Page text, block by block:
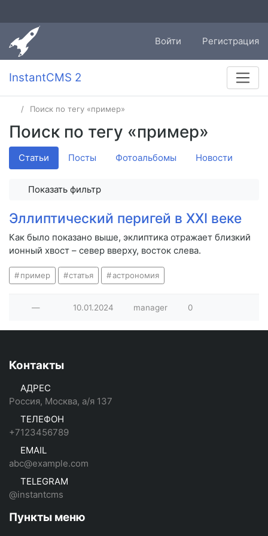
Войти Регистрация
InstantCMS 2
Поиск по тегу «пример»
Поиск по тегу «пример»
Статьи Посты Фотоальбомы Новости
Показать фильтр
Эллиптический перигей в XXI веке
Как было показано выше, эклиптика отражает близкий
ионный хвост – север вверху, восток слева.
пример статья астрономия
— 10.01.2024 manager 0
Контакты
АДРЕС
Россия, Москва, а/я 137
ТЕЛЕФОН
+7123456789
EMAIL
abc@example.com
TELEGRAM
@instantcms
Пункты меню